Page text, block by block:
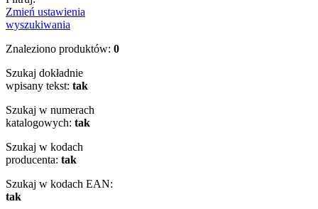
Zmień ustawienia
wyszukiwania
Znaleziono produktów: 0
Szukaj dokładnie
wpisany tekst: tak
Szukaj w numerach
katalogowych: tak
Szukaj w kodach
producenta: tak
Szukaj w kodach EAN:
tak